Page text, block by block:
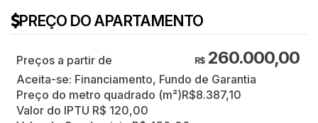
PREÇO DO APARTAMENTO
R$260.000,00
Aceita-se: Financiamento, Fundo de Garantia
Preço do metro quadrado (m²)R$8.387,10
Valor do IPTU R$ 120,00